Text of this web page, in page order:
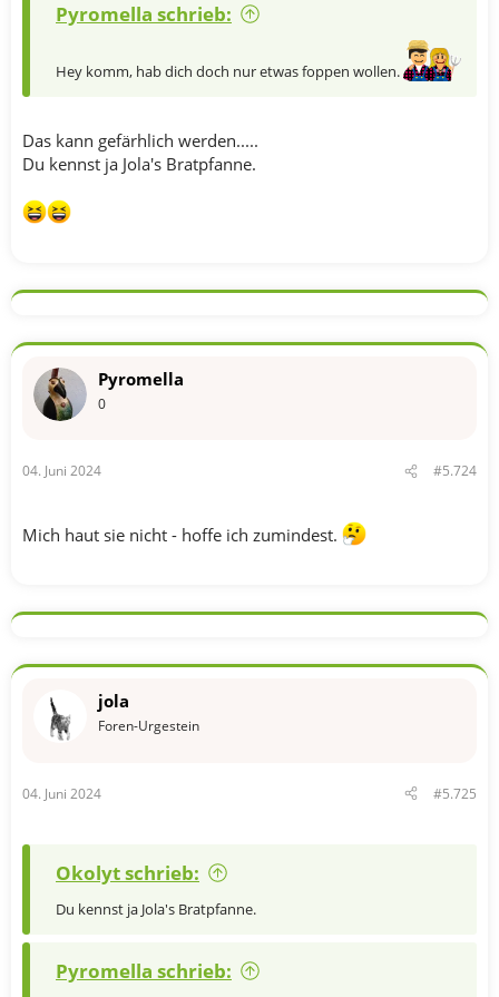
Pyromella schrieb:
Hey komm, hab dich doch nur etwas foppen wollen.
Das kann gefärhlich werden.....
Du kennst ja Jola's Bratpfanne.
Pyromella
0
04. Juni 2024 #5.724
Mich haut sie nicht - hoffe ich zumindest.
jola
Foren-Urgestein
04. Juni 2024 #5.725
Okolyt schrieb:
Du kennst ja Jola's Bratpfanne.
Pyromella schrieb: